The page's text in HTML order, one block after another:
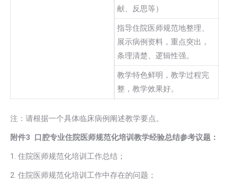
献、反思等）
指导住院医师规范地整理、
展示病例资料，重点突出，
条理清楚、逻辑性强。
教学特色鲜明，教学过程完
整，教学效果好。
注：请根据一个具体临床病例阐述教学要点。
附件3 口腔专业住院医师规范化培训教学经验总结参考议题：
1. 住院医师规范化培训工作总结；
2. 住院医师规范化培训工作中存在的问题；